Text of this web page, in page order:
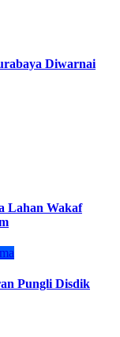
Diwarnai
Lahan Wakaf
Pungli Disdik